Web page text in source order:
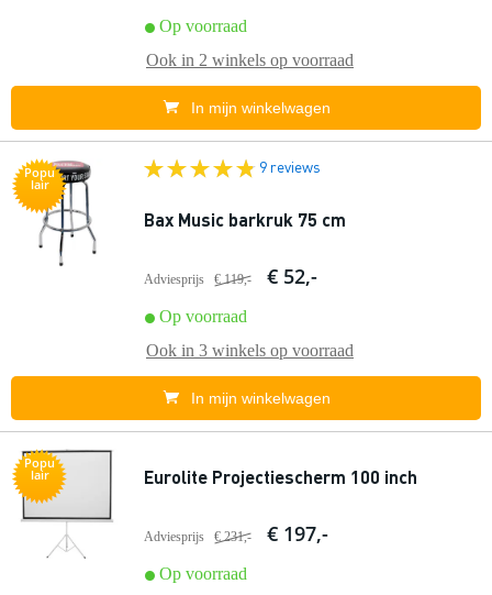
Op voorraad
Ook in 2 winkels op voorraad
In mijn winkelwagen
Popu
lair
9 reviews
Bax Music barkruk 75 cm
Adviesprijs € 119,- € 52,-
Op voorraad
Ook in 3 winkels op voorraad
In mijn winkelwagen
Popu
lair Eurolite Projectiescherm 100 inch
Adviesprijs € 231,- € 197,-
Op voorraad